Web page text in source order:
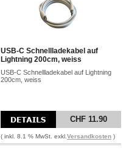
USB-C Schnellladekabel auf
Lightning 200cm, weiss
USB-C Schnellladekabel auf Lightning
200cm, weiss
CHF 11.90
( inkl. 8.1 % MwSt. exkl. Versandkosten )